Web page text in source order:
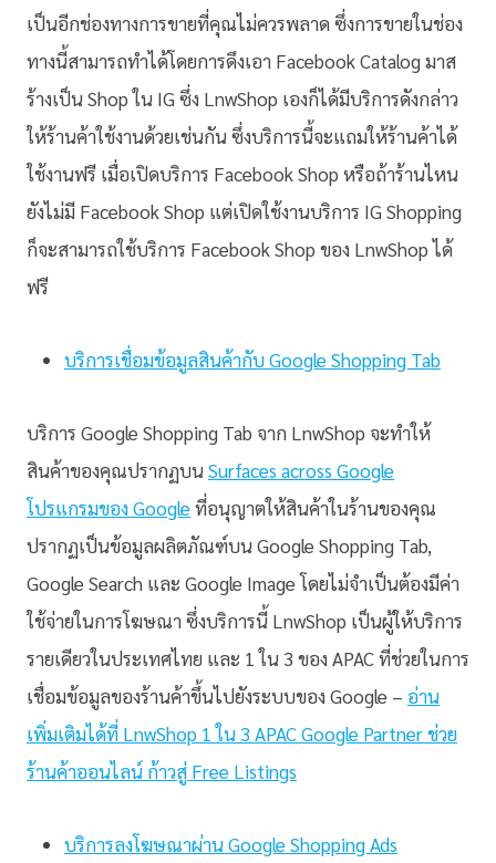
เป็นอีกช่องทางการขายที่คุณไม่ควรพลาด ซึ่งการขายในช่อง
ทางนี้สามารถทำได้โดยการดึงเอา Facebook Catalog มาส
ร้างเป็น Shop ใน IG ซึ่ง LnwShop เองก็ได้มีบริการดังกล่าว
ให้ร้านค้าใช้งานด้วยเช่นกัน ซึ่งบริการนี้จะแถมให้ร้านค้าได้
ใช้งานฟรี เมื่อเปิดบริการ Facebook Shop หรือถ้าร้านไหน
ยังไม่มี Facebook Shop แต่เปิดใช้งานบริการ IG Shopping
ก็จะสามารถใช้บริการ Facebook Shop ของ LnwShop ได้
ฟรี
บริการเชื่อมข้อมูลสินค้ากับ Google Shopping Tab
บริการ Google Shopping Tab จาก LnwShop จะทำให้
สินค้าของคุณปรากฏบน Surfaces across Google
โปรแกรมของ Googleที่อนุญาตให้สินค้าในร้านของคุณ
ปรากฏเป็นข้อมูลผลิตภัณฑ์บน Google Shopping Tab,
Google Search และ Google Image โดยไม่จำเป็นต้องมีค่า
ใช้จ่ายในการโฆษณา ซึ่งบริการนี้ LnwShop เป็นผู้ให้บริการ
รายเดียวในประเทศไทย และ 1 ใน 3 ของ APAC ที่ช่วยในการ
เชื่อมข้อมูลของร้านค้าขึ้นไปยังระบบของ Google – อ่าน
เพิ่มเติมได้ที่ LnwShop 1 ใน 3 APAC Google Partner ช่วย
ร้านค้าออนไลน์ ก้าวสู่ Free Listings
บริการลงโฆษณาผ่าน Google Shopping Ads